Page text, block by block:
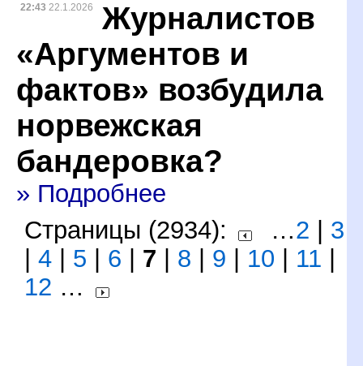
22:43 22.1.2026
Журналистов
«Аргументов и
фактов» возбудила
норвежская
бандеровка?
» Подробнее
Страницы (2934):
…2
3
4 5 6 7 8 9 10 11
12 …